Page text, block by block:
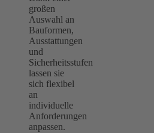
großen
Auswahl an
Bauformen,
Ausstattungen
und
Sicherheitsstufen
lassen sie
sich flexibel
an
individuelle
Anforderungen
anpassen.